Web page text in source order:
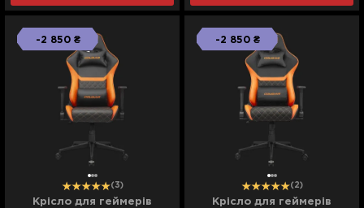
-2 850 ₴
(3)
Крісло для геймерів
-2 850 ₴
(2)
Крісло для геймерів